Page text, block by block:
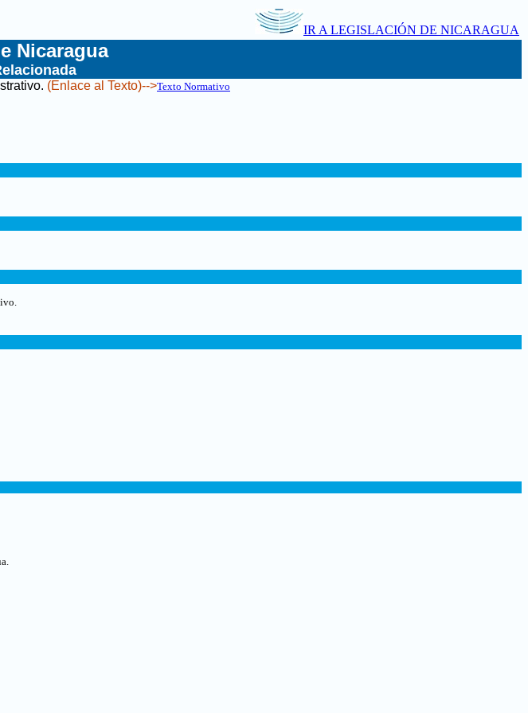
IR A LEGISLACIÓN DE NICARAGUA
Nicaragua
. (Enlace al Texto)-->Texto Normativo
.